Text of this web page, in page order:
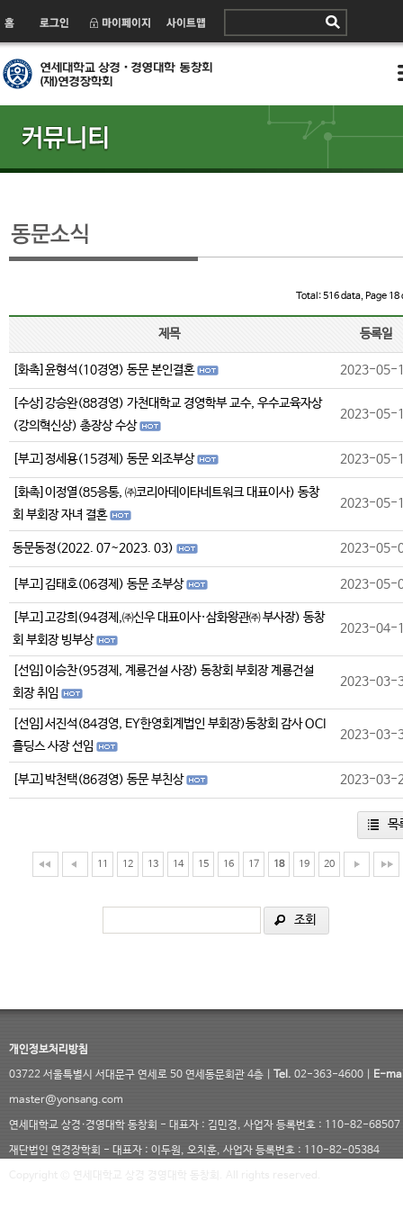
Total: 516 data, Page 18
제목 등록일
[화촉]윤형석(10경영) 동문 본인결혼 2023-05-
[수상]강승완(88경영) 가천대학교 경영학부 교수, 우수교육자상
(강의혁신상) 총장상 수상
2023-05-
[부고]정세용(15경제) 동문 외조부상 2023-05-
[화촉]이정열(85응통, ㈜코리아데이타네트워크 대표이사) 동창
회 부회장 자녀 결혼
2023-05-
동문동정(2022. 07~2023. 03) 2023-05-
[부고]김태호(06경제) 동문 조부상 2023-05-
[부고]고강희(94경제,㈜신우 대표이사·삼화왕관㈜ 부사장) 동창
회 부회장 빙부상
2023-04-
[선임]이승찬(95경제, 계룡건설 사장) 동창회 부회장 계룡건설
회장 취임
2023-03-
[선임]서진석(84경영, EY한영회계법인 부회장)동창회 감사 OCI
홀딩스 사장 선임
2023-03-
[부고]박천택(86경영) 동문 부친상 2023-03-
목
11 12 13 14 15 16 17 18 19 20
조회
개인정보처리방침
03722 서울특별시 서대문구 연세로 50 연세동문회관 4층 | Tel. 02-363-4600 |
E-
master@yonsang.com
연세대학교 상경·경영대학 동창회 - 대표자 : 김민경, 사업자 등록번호 : 110-82-68507
재단법인 연경장학회 - 대표자 : 이두원, 오치훈, 사업자 등록번호 : 110-82-05384